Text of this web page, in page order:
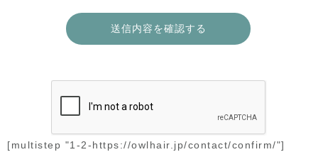
[multistep "1-2-https://owlhair.jp/contact/confirm/"]